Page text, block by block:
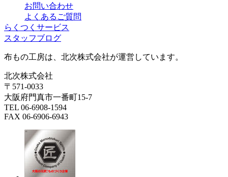
お問い合わせ
よくあるご質問
らくつくサービス
スタッフブログ
布もの工房は、北次株式会社が運営しています。
北次株式会社
〒571-0033
大阪府門真市一番町15-7
TEL 06-6908-1594
FAX 06-6906-6943